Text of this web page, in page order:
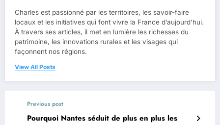
Charles est passionné par les territoires, les savoir-faire
locaux et les initiatives qui font vivre la France d’aujourd’hui.
À travers ses articles, il met en lumière les richesses du
patrimoine, les innovations rurales et les visages qui
façonnent nos régions.
View All Posts
Previous post
Pourquoi Nantes séduit de plus en plus les